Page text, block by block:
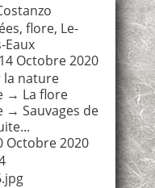
, flore, Le-
Eaux
Octobre 2020
la nature
→ La flore
→ Sauvages de
Octobre 2020